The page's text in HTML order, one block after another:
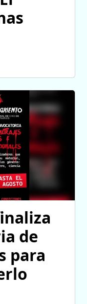
de
para